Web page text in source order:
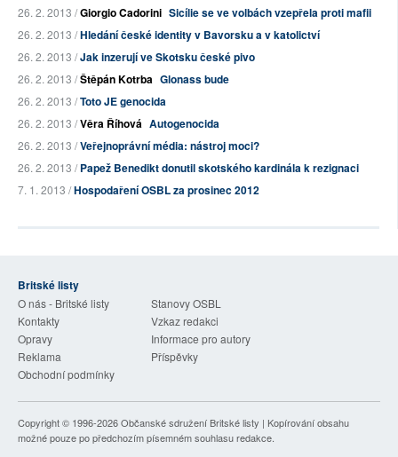
26. 2. 2013 /Giorgio Cadorini Sicílie se ve volbách vzepřela proti mafii
26. 2. 2013 /Hledání české identity v Bavorsku a v katolictví
26. 2. 2013 /Jak inzerují ve Skotsku české pivo
26. 2. 2013 /Štěpán Kotrba Glonass bude
26. 2. 2013 /Toto JE genocida
26. 2. 2013 /Věra Říhová Autogenocida
26. 2. 2013 /Veřejnoprávní média: nástroj moci?
26. 2. 2013 /Papež Benedikt donutil skotského kardinála k rezignaci
7. 1. 2013 /Hospodaření OSBL za prosinec 2012
Britské listy
O nás - Britské listy
Stanovy OSBL
Kontakty
Vzkaz redakci
Opravy
Informace pro autory
Reklama
Příspěvky
Obchodní podmínky
Copyright © 1996-2026Občanské sdružení Britské listy | Kopírování obsahu
možné pouze po předchozím písemném souhlasu redakce.